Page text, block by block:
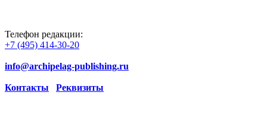
Телефон редакции:
+7 (495) 414-30-20
info@archipelag-publishing.ru
Контакты Реквизиты